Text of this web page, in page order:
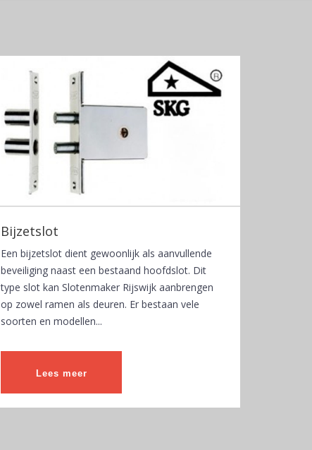
Bijzetslot
Een bijzetslot dient gewoonlijk als aanvullende
beveiliging naast een bestaand hoofdslot. Dit
type slot kan Slotenmaker Rijswijk aanbrengen
op zowel ramen als deuren. Er bestaan vele
soorten en modellen...
Lees meer